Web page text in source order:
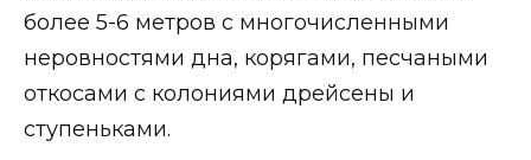
более 5-6 метров с многочисленными
неровностями дна, корягами, песчаными
откосами с колониями дрейсены и
ступеньками.